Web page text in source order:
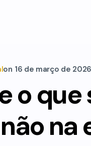
on 16 de março de 2026
o
na